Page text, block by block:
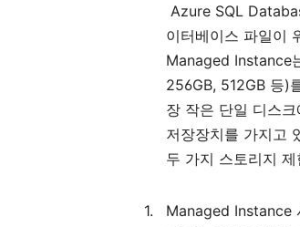
Azure SQL
이터베이스 파일이
Managed Instance
256GB, 512GB 등)
장 작은 단일 디스크
저장장치를 가지고
두 가지 스토리지 제
1. Managed Instance